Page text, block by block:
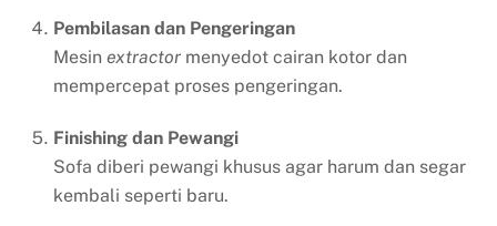
Pembilasan dan Pengeringan
Mesin extractor menyedot cairan kotor dan
mempercepat proses pengeringan.
Finishing dan Pewangi
Sofa diberi pewangi khusus agar harum dan segar
kembali seperti baru.